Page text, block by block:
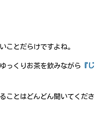
ことだらけですよね。
っくりお茶を飲みながら 『じ
ことはどんどん聞いてくださ